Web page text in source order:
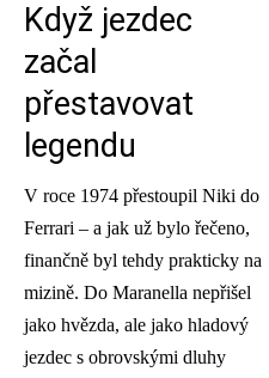
Když jezdec
začal
přestavovat
legendu
V roce 1974 přestoupil Niki do
Ferrari – a jak už bylo řečeno,
finančně byl tehdy prakticky na
mizině. Do Maranella nepřišel
jako hvězda, ale jako hladový
jezdec s obrovskými dluhy